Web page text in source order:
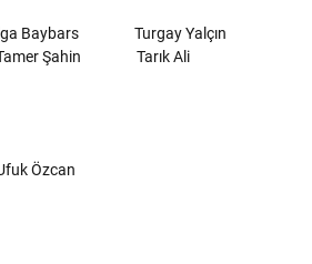
Baybars
Turgay Yalçın
Şahin Tarık Ali
Özcan